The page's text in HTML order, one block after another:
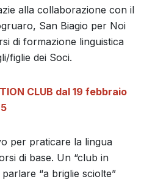
alla collaborazione con il
San Biagio per Noi
di formazione linguistica
figlie dei Soci.
CLUB dal 19 febbraio
per praticare la lingua
di base. Un “club in
“a briglie sciolte”